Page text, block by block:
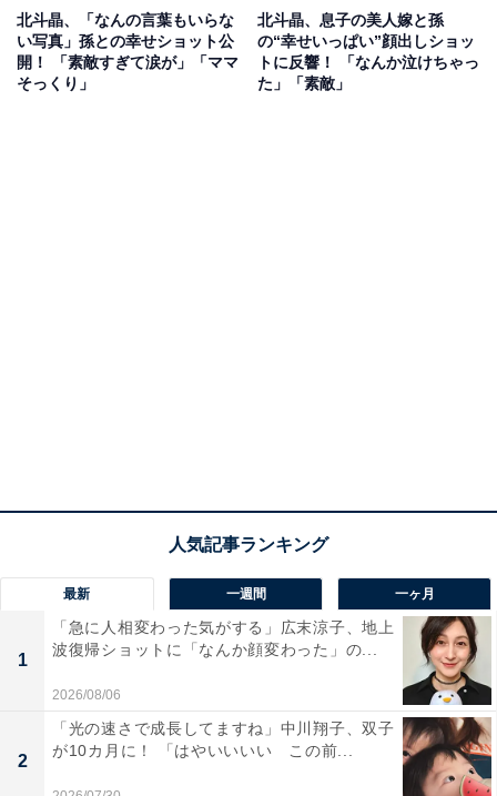
北斗晶、「なんの言葉もいらな
い写真」孫との幸せショット公
開！ 「素敵すぎて涙が」「ママ
そっくり」
北斗晶、息子の美人嫁と孫
の“幸せいっぱい”顔出しショッ
トに反響！ 「なんか泣けちゃっ
た」「素敵」
最新 一週間 一ヶ月
1
「急に人相変わった気がする」広末涼子、地上
波復帰ショットに「なんか顔変わった」の...
2026/08/06
2
「光の速さで成長してますね」中川翔子、双子
が10カ月に！ 「はやいいいい この前...